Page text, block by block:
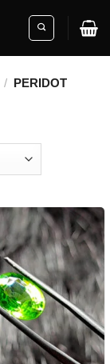
/ PERIDOT